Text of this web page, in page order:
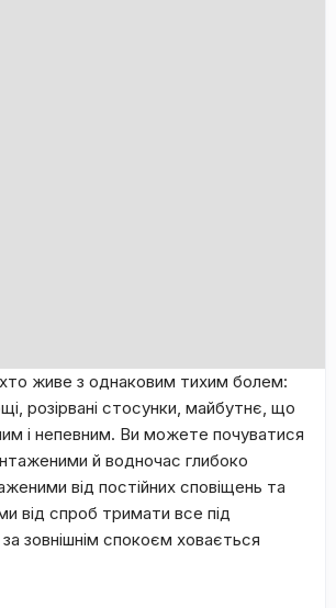
живе з однаковим тихим болем:
розірвані стосунки, майбутнє, що
і непевним. Ви можете почуватися
й водночас глибоко
від постійних сповіщень та
від спроб тримати все під
зовнішнім спокоєм ховається